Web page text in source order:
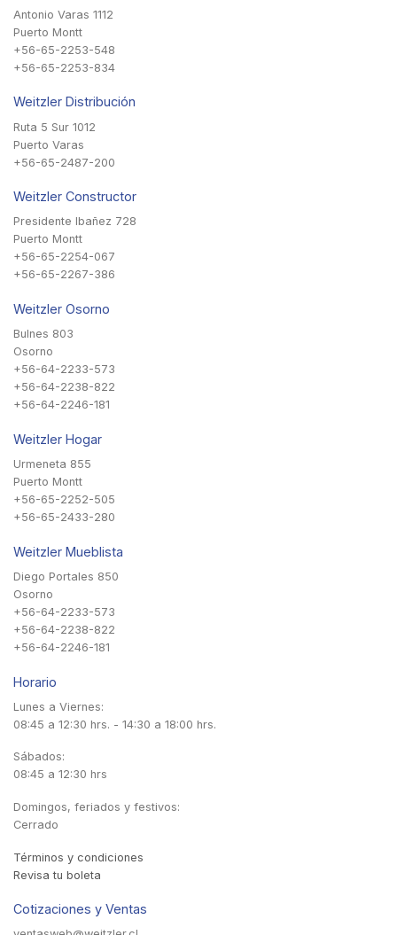
Antonio Varas 1112
Puerto Montt
+56-65-2253-548
+56-65-2253-834
Weitzler Distribución
Ruta 5 Sur 1012
Puerto Varas
+56-65-2487-200
Weitzler Constructor
Presidente Ibañez 728
Puerto Montt
+56-65-2254-067
+56-65-2267-386
Weitzler Osorno
Bulnes 803
Osorno
+56-64-2233-573
+56-64-2238-822
+56-64-2246-181
Weitzler Hogar
Urmeneta 855
Puerto Montt
+56-65-2252-505
+56-65-2433-280
Weitzler Mueblista
Diego Portales 850
Osorno
+56-64-2233-573
+56-64-2238-822
+56-64-2246-181
Horario
Lunes a Viernes:
08:45 a 12:30 hrs. - 14:30 a 18:00 hrs.
Sábados:
08:45 a 12:30 hrs
Domingos, feriados y festivos:
Cerrado
Términos y condiciones
Revisa tu boleta
Cotizaciones y Ventas